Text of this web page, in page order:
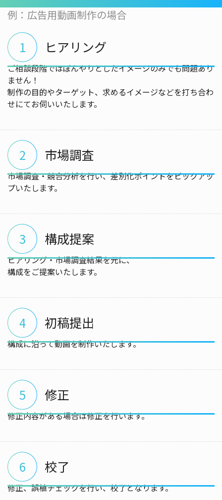
例：広告用動画制作の場合
1 ヒアリング
ご相談段階ではぼんやりとしたイメージのみでも問題あり
ません！
制作の目的やターゲット、求めるイメージなどを打ち合わ
せにてお伺いいたします。
2 市場調査
市場調査・競合分析を行い、差別化ポイントをピックアッ
プいたします。
3 構成提案
ヒアリング・市場調査結果を元に、
構成をご提案いたします。
4 初稿提出
構成に沿って動画を制作いたします。
5 修正
修正内容がある場合は修正を行います。
6 校了
修正、誤植チェックを行い、校了となります。